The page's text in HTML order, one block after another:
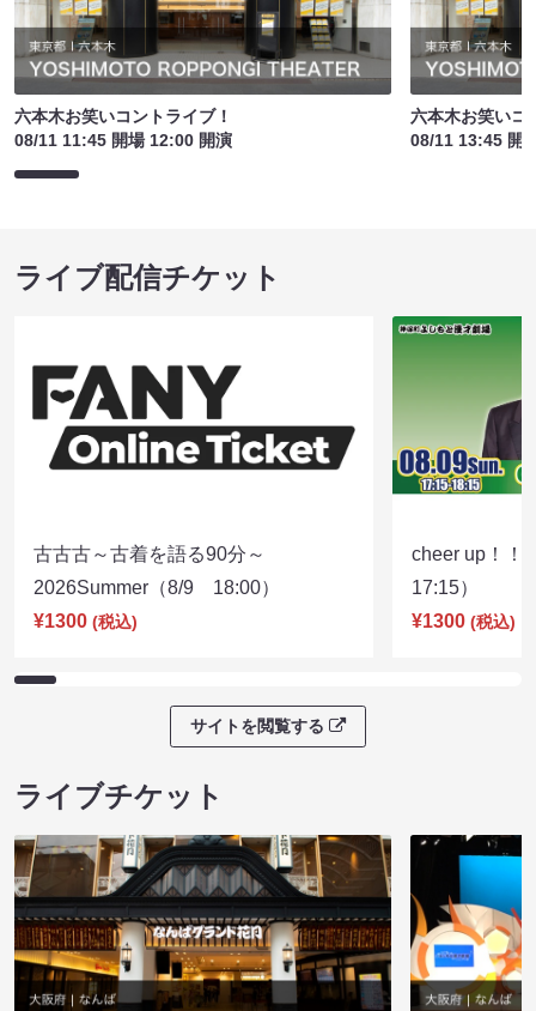
六本木お笑いコントライブ！
08/11 11:45 開場 12:00 開演
六本木お笑いコ
08/11 13:45 開
ライブ配信チケット
古古古～古着を語る90分～
2026Summer（8/9 18:00）
¥1300 (税込)
cheer up！
17:15）
¥1300 (税込)
サイトを閲覧する
ライブチケット